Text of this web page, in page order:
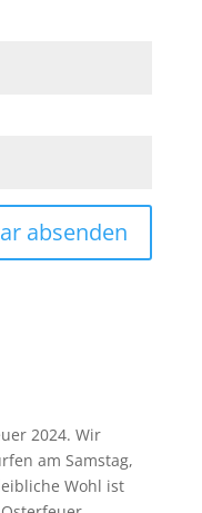
2024. Wir
am Samstag,
Wohl ist